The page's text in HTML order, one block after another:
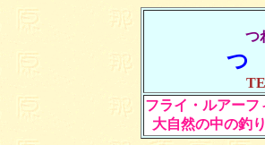
つ
つ
フライ・ルアー
大自然の中の釣